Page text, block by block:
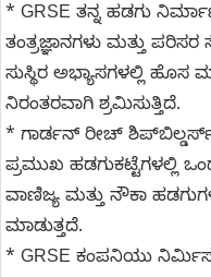
* GRSE ತನ್ನ ಹಡಗು
ತಂತ್ರಜ್ಞಾನಗಳು ಮತ್ತು
ಸುಸ್ಥಿರ ಅಭ್ಯಾಸಗಳಲ್ಲಿ ಹೊಸ
ನಿರಂತರವಾಗಿ ಶ್ರಮಿಸುತ್ತಿದೆ.
* ಗಾರ್ಡನ್ ರೀಚ್
ಪ್ರಮುಖ ಹಡಗುಕಟ್ಟೆಗಳಲ್ಲಿ
ವಾಣಿಜ್ಯ ಮತ್ತು ನೌಕಾ
ಮಾಡುತ್ತದೆ.
* GRSE ಕಂಪನಿಯು